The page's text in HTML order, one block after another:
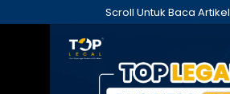
ke
Scroll Untuk Baca Artikel